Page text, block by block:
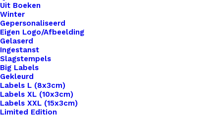
Uit Boeken
Winter
Gepersonaliseerd
Eigen Logo/Afbeelding
Gelaserd
Ingestanst
Slagstempels
Big Labels
Gekleurd
Labels L (8x3cm)
Labels XL (10x3cm)
Labels XXL (15x3cm)
Limited Edition
Home Haken & Breien